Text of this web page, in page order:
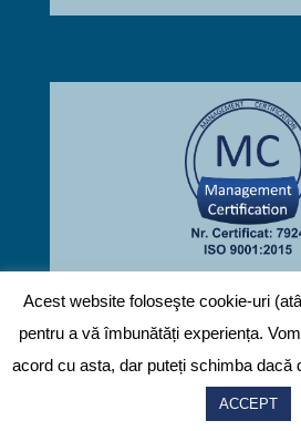
© 2026 FMCGMANAGEMENT.ro
Prelucrarea datelor cu caracter
Acest website foloseşte cookie-uri
pentru a vă îmbunătăți experiența.
acord cu asta, dar puteți schimba dacă
ACCEPT